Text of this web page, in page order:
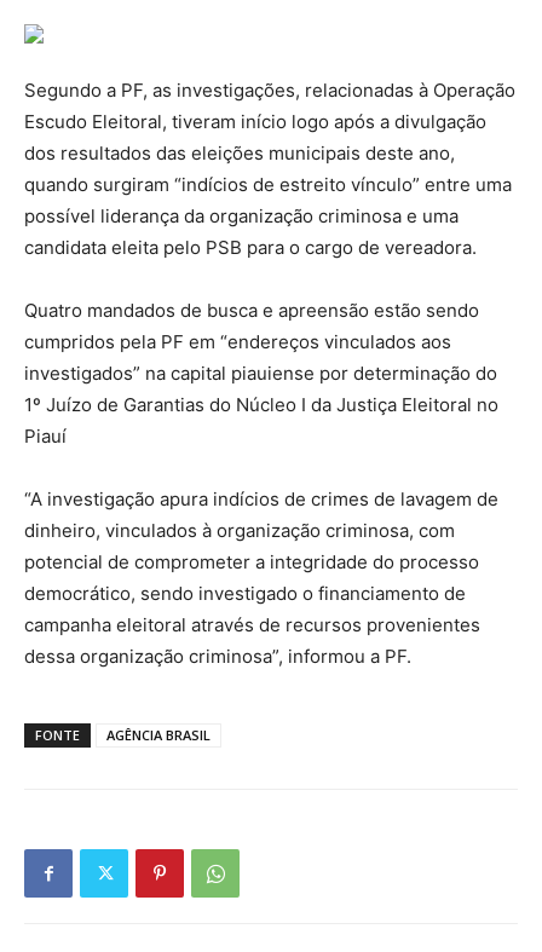
Segundo a PF, as investigações, relacionadas à Operação
Escudo Eleitoral, tiveram início logo após a divulgação
dos resultados das eleições municipais deste ano,
quando surgiram “indícios de estreito vínculo” entre uma
possível liderança da organização criminosa e uma
candidata eleita pelo PSB para o cargo de vereadora.
Quatro mandados de busca e apreensão estão sendo
cumpridos pela PF em “endereços vinculados aos
investigados” na capital piauiense por determinação do
1º Juízo de Garantias do Núcleo I da Justiça Eleitoral no
Piauí
“A investigação apura indícios de crimes de lavagem de
dinheiro, vinculados à organização criminosa, com
potencial de comprometer a integridade do processo
democrático, sendo investigado o financiamento de
campanha eleitoral através de recursos provenientes
dessa organização criminosa”, informou a PF.
FONTE AGÊNCIA BRASIL